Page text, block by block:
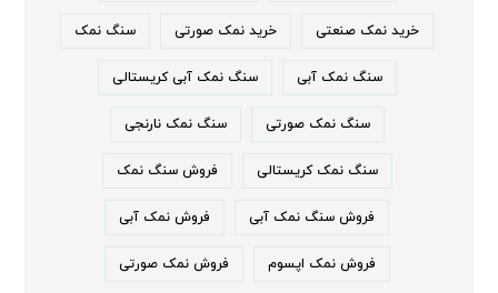
خرید نمک صنعتی خرید نمک صورتی سنگ نمک
سنگ نمک آبی سنگ نمک آبی کریستالی
سنگ نمک صورتی سنگ نمک نارنجی
سنگ نمک کریستالی فروش سنگ نمک
فروش سنگ نمک آبی فروش نمک آبی
فروش نمک اپسوم فروش نمک صورتی